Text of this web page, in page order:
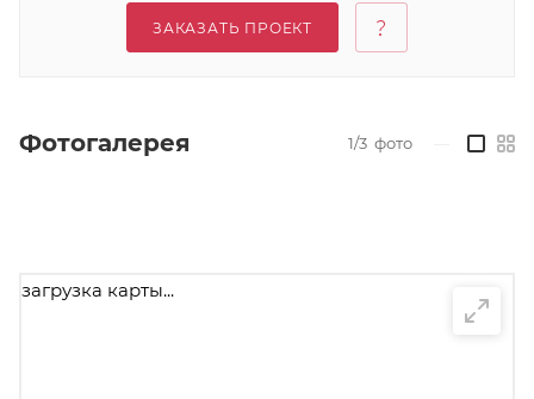
ЗАКАЗАТЬ ПРОЕКТ
Фотогалерея 1/3 фото
загрузка карты...